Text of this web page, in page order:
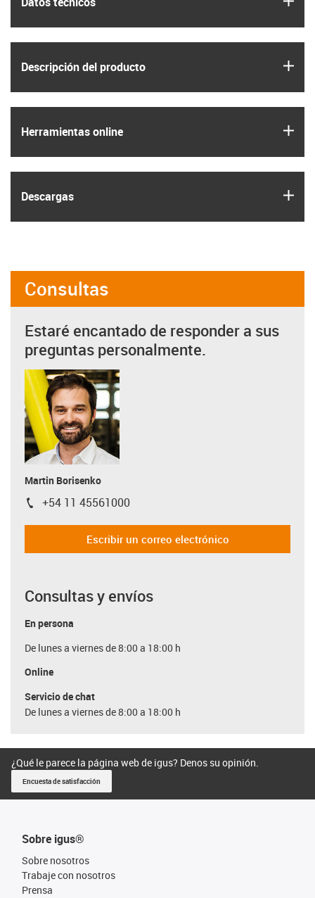
Descripción del producto
Herramientas online
Descargas
Consultas
Estaré encantado de responder a sus
preguntas personalmente.
Martin Borisenko
igus-icon-phone
+54 11 45561000
Escribir un correo electrónico
Consultas y envíos
En persona
De lunes a viernes de 8:00 a 18:00 h
Online
Servicio de chat
De lunes a viernes de 8:00 a 18:00 h
¿Qué le parece la página web de igus? Denos su opinión.
Encuesta de satisfacción
Sobre igus®
Sobre nosotros
Trabaje con nosotros
Prensa